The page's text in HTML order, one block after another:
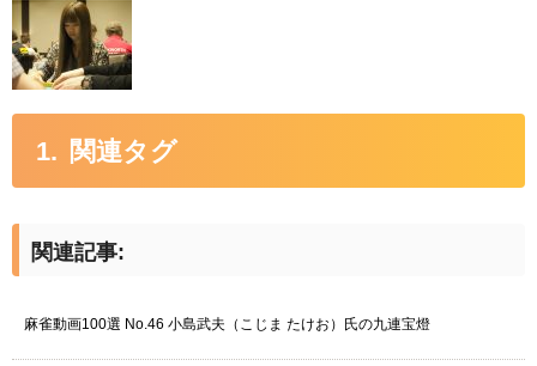
関連タグ
関連記事:
麻雀動画100選 No.46 小島武夫（こじま たけお）氏の九連宝燈